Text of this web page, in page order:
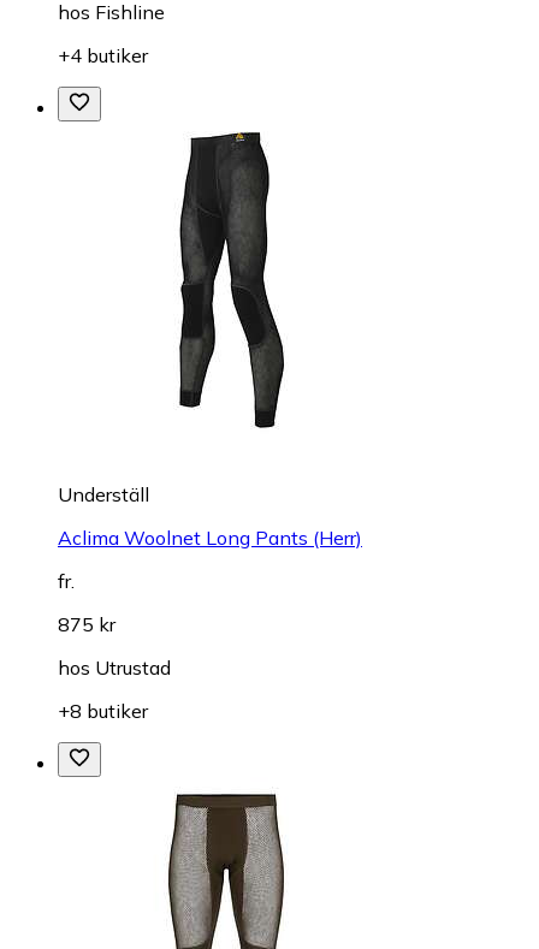
hos Fishline
+4 butiker
Underställ
Aclima Woolnet Long Pants (Herr)
fr.
875 kr
hos Utrustad
+8 butiker